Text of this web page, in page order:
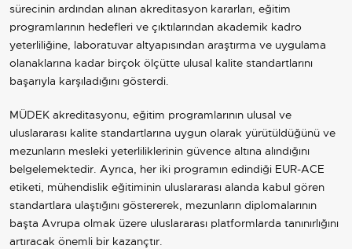
sürecinin ardından alınan akreditasyon kararları, eğitim
programlarının hedefleri ve çıktılarından akademik kadro
yeterliliğine, laboratuvar altyapısından araştırma ve uygulama
olanaklarına kadar birçok ölçütte ulusal kalite standartlarını
başarıyla karşıladığını gösterdi.
MÜDEK akreditasyonu, eğitim programlarının ulusal ve
uluslararası kalite standartlarına uygun olarak yürütüldüğünü ve
mezunların mesleki yeterliliklerinin güvence altına alındığını
belgelemektedir. Ayrıca, her iki programın edindiği EUR-ACE
etiketi, mühendislik eğitiminin uluslararası alanda kabul gören
standartlara ulaştığını göstererek, mezunların diplomalarının
başta Avrupa olmak üzere uluslararası platformlarda tanınırlığını
artıracak önemli bir kazançtır.